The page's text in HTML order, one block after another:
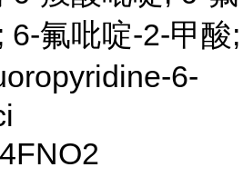
6-氟吡啶-2-甲酸;
6-